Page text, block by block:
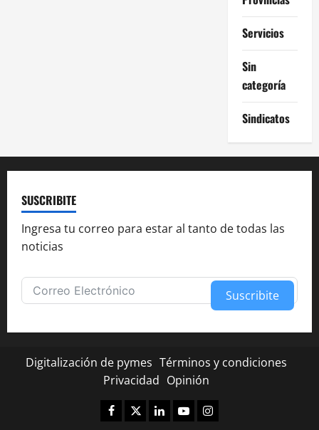
Servicios
Sin
categoría
Sindicatos
SUSCRIBITE
Ingresa tu correo para estar al tanto de todas las
noticias
Suscribite
Digitalización de pymes Términos y condiciones
Privacidad Opinión
Facebook
TwitterLinkedinYoutubeInstagram